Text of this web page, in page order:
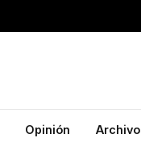
Opinión Archivo